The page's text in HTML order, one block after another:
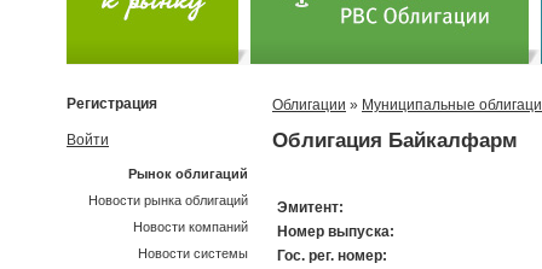
Облигации » Муниципальные
Облигация Байкалфарм
Эмитент:
Номер выпуска:
Гос. рег. номер:
Регистрация
Войти
Рынок облигаций
Новости рынка облигаций
Новости компаний
Новости системы